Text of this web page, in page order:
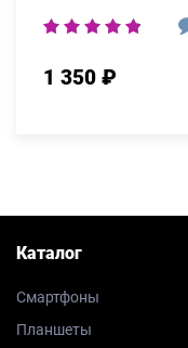
1 350 ₽
Каталог
Смартфоны
Планшеты